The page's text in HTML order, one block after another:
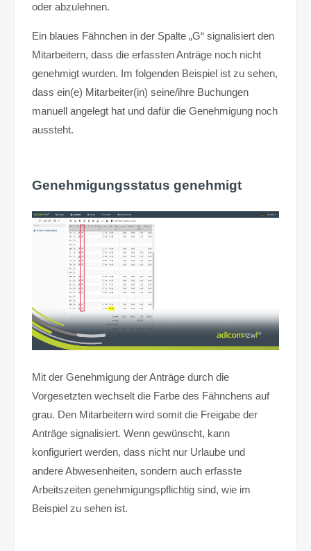
oder abzulehnen.
Ein blaues Fähnchen in der Spalte „G“ signalisiert den
Mitarbeitern, dass die erfassten Anträge noch nicht
genehmigt wurden. Im folgenden Beispiel ist zu sehen,
dass ein(e) Mitarbeiter(in) seine/ihre Buchungen
manuell angelegt hat und dafür die Genehmigung noch
aussteht.
Genehmigungsstatus genehmigt
Mit der Genehmigung der Anträge durch die
Vorgesetzten wechselt die Farbe des Fähnchens auf
grau. Den Mitarbeitern wird somit die Freigabe der
Anträge signalisiert. Wenn gewünscht, kann
konfiguriert werden, dass nicht nur Urlaube und
andere Abwesenheiten, sondern auch erfasste
Arbeitszeiten genehmigungspflichtig sind, wie im
Beispiel zu sehen ist.